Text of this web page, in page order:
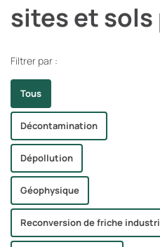
sites et
Filtrer par :
Tous
Décontamination
Dépollution
Géophysique
Reconversion de friche